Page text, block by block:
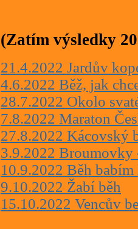
(Zatím výsledky
21.4.2022 Jardův
4.6.2022 Běž, jak
28.7.2022 Okolo
7.8.2022 Maraton
27.8.2022 Kácovský
3.9.2022 Broumovky
10.9.2022 Běh babím
9.10.2022 Žabí běh
15.10.2022 Vencův